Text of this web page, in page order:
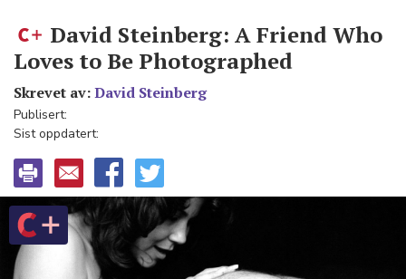
Husk meg på denne enheten
David Steinberg: A Friend Who
Loves to Be Photographed
Skrevet av:David Steinberg
Publisert:
Sist oppdatert: